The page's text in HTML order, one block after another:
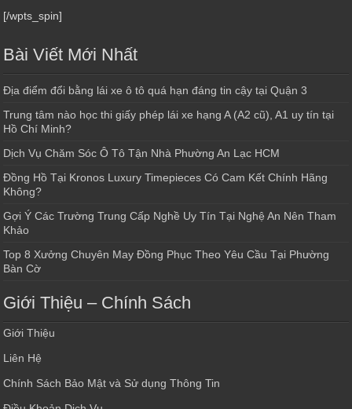
[/wpts_spin]
Bài Viết Mới Nhất
Địa điểm đổi bằng lái xe ô tô quá hạn đáng tin cậy tại Quận 3
Trung tâm nào học thi giấy phép lái xe hạng A (A2 cũ), A1 uy tín tại
Hồ Chí Minh?
Dịch Vụ Chăm Sóc Ô Tô Tận Nhà Phường An Lạc HCM
Đồng Hồ Tại Kronos Luxury Timepieces Có Cam Kết Chính Hãng
Không?
Gợi Ý Các Trường Trung Cấp Nghề Uy Tín Tại Nghệ An Nên Tham
Khảo
Top 8 Xưởng Chuyên May Đồng Phục Theo Yêu Cầu Tại Phường
Bàn Cờ
Giới Thiệu – Chính Sách
Giới Thiệu
Liên Hệ
Chính Sách Bảo Mật và Sử dụng Thông Tin